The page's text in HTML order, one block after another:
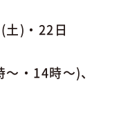
土)・22日
・14時～)、